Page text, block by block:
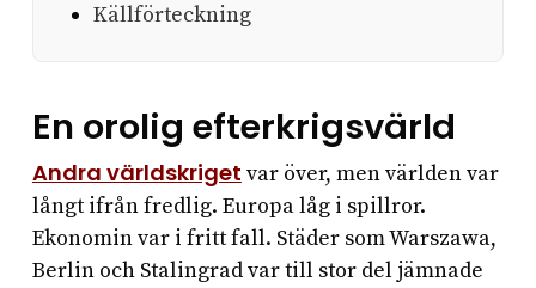
Källförteckning
En orolig efterkrigsvärld
Andra världskriget var över, men världen var
långt ifrån fredlig. Europa låg i spillror.
Ekonomin var i fritt fall. Städer som Warszawa,
Berlin och Stalingrad var till stor del jämnade